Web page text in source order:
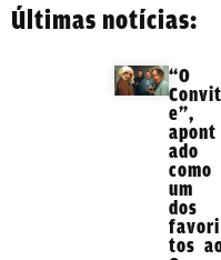
Últimas notícias:
“O
Convit
e”,
apont
ado
como
um
dos
favori
tos